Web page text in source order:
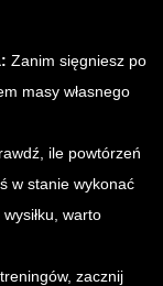
Zanim sięgniesz po
masy własnego
ile powtórzeń
w stanie wykonać
warto
zacznij